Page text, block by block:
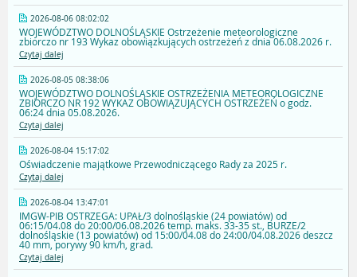
2026-08-06 08:02:02
WOJEWÓDZTWO DOLNOŚLĄSKIE Ostrzeżenie meteorologiczne
zbiorczo nr 193 Wykaz obowiązkujących ostrzeżeń z dnia 06.08.2026 r.
Czytaj dalej
2026-08-05 08:38:06
WOJEWÓDZTWO DOLNOŚLĄSKIE OSTRZEŻENIA METEOROLOGICZNE
ZBIORCZO NR 192 WYKAZ OBOWIĄZUJĄCYCH OSTRZEŻEŃ o godz.
06:24 dnia 05.08.2026.
Czytaj dalej
2026-08-04 15:17:02
Oświadczenie majątkowe Przewodniczącego Rady za 2025 r.
Czytaj dalej
2026-08-04 13:47:01
IMGW-PIB OSTRZEGA: UPAŁ/3 dolnośląskie (24 powiatów) od
06:15/04.08 do 20:00/06.08.2026 temp. maks. 33-35 st., BURZE/2
dolnośląskie (13 powiatów) od 15:00/04.08 do 24:00/04.08.2026 deszcz
40 mm, porywy 90 km/h, grad.
Czytaj dalej